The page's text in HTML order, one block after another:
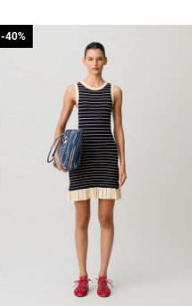
-40%
-40%